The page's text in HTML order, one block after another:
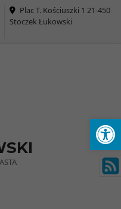
Plac T. Kościuszki 1 21-450
Stoczek Łukowski